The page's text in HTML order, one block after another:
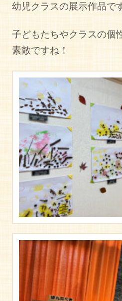
幼児クラスの展示作品で
子どもたちやクラスの個
素敵ですね！